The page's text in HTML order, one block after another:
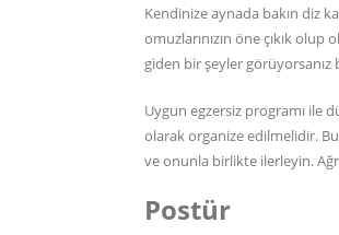
Kendinize aynada bakın diz
omuzlarınızın öne çıkık
giden bir şeyler görüyorsanız
Uygun egzersiz programı ile
olarak organize edilmelidir.
ve onunla birlikte ilerleyin.
Postür